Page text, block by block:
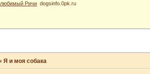
Ричи dogsinfo.0pk.ru
Я и моя собака